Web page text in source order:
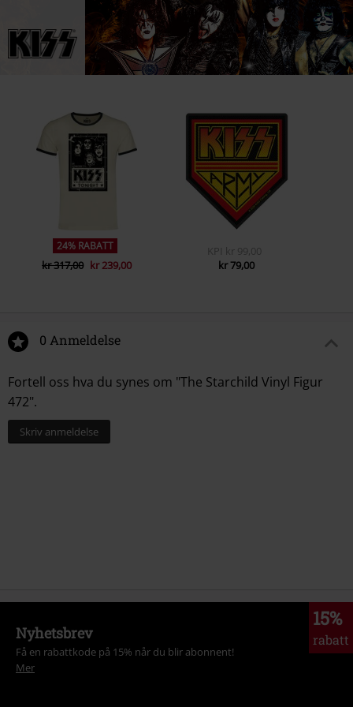
1077 XV Amsterdam
Netherlands
www.funko.com
24% RABATT
kr 317,00 kr 239,00
KPI
kr 99,00
kr 79,00
0 Anmeldelse
Fortell oss hva du synes om "The Starchild Vinyl Figur
472".
Skriv anmeldelse
15%
rabatt
Nyhetsbrev
Få en rabattkode på 15% når du blir abonnent!
Mer